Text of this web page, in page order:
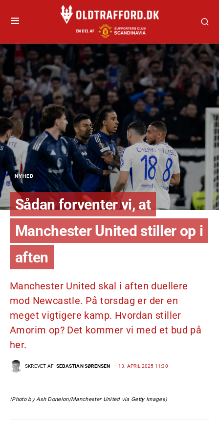
NYHED
Sådan forventer vi, at
Manchester United stiller op i
aften
Manchester United skal i aften duellere
mod Newcastle. På torsdag er der en
meget vigtigere kamp. Hvordan stiller
Amorim op? Det kommer vi med et bud på
her.
SKREVET AF SEBASTIAN SØRENSEN 13. APRIL 2025 11:30
(Photo by Ash Donelon/Manchester United via Getty Images)